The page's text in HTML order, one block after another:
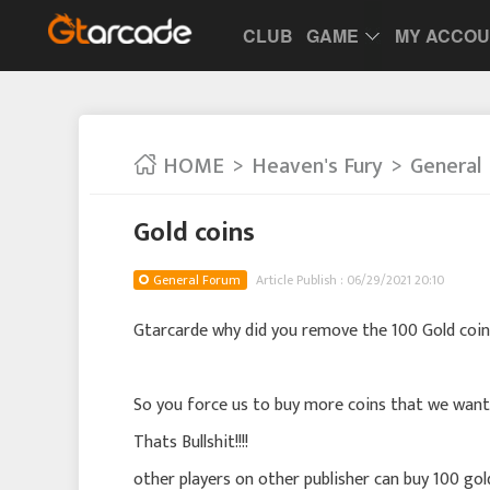
CLUB GAME MY
HOME Heaven's Fury
Gold coins
General Forum Article Publish : 06/29/2021 20:10
Gtarcarde why did you remove the 100 Gold
So you force us to buy more coins that we want
Thats Bullshit!!!!
other players on other publisher can buy 100